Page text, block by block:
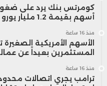
كومرتس بنك يرد على
أسهم بقيمة 1.2 مليار يورو
منذ 16 ساعة
المستثمرين بعيداً عن
منذ 16 ساعة
ترامب يجري اتصالات